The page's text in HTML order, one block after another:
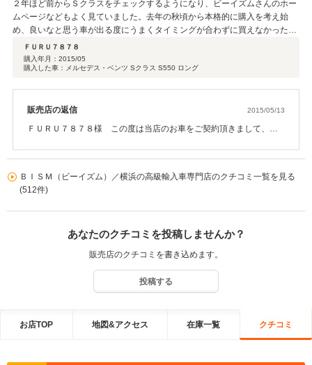
２年ほど前からＳクラスをチェックするようになり、ビーイズムさんのホー
ムページなどもよく見ていました。去年の秋頃から本格的に購入を考え始
め、良いなと思う車が出る度にうまくタイミングが合わずに買えなかったの
ですが、今年に入り、走行距離や見た目、機能や綺麗さにおいて申し分のな
い車を見つけました。今回購入した車はまさに念願の一台で、本当に気に入
りました！お店も綺麗で対応も丁寧でしたので、ビーイズムさんで購入して
ＦＵＲＵ７８７８
購入年月： 2015/05
購入した車：メルセデス・ベンツ Sクラス S550 ロング
販売店の返信 2015/05/13
ＦＵＲＵ７８７８様 この度は当店のお車をご契約頂きまして、誠
おります。すでにお問合せを頂きました段階で、お車の方はかなり
気に入っておられましたので、少し車を見てすぐにご契約頂きまし
て、本当にありがとうございました。お陰様で、当店もご納車まで
８様は、東京都内にお住まいですので、今後とも、なにかありまし
たらお気軽にご連絡頂ければと存じます。ありがとうございまし
ＢＩＳＭ（ビーイズム）／横浜の高級輸入車専門店のクチコミ一覧を見る
(512件)
あなたのクチコミを投稿しませんか？
販売店のクチコミを書き込めます。
投稿する
お店TOP 地図&アクセス 在庫一覧 クチコミ